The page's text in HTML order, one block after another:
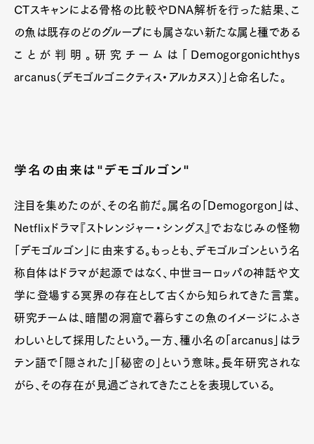
CTスキャンによる骨格の比較やDNA解析を行った結果、こ
の魚は既存のどのグループにも属さない新たな属と種である
ことが判明。研究チームは「Demogorgonichthys
arcanus（デモゴルゴニクティス・アルカヌス）」と命名した。
学名の由来は"デモゴルゴン"
注目を集めたのが、その名前だ。属名の「Demogorgon」は、
Netflixドラマ『ストレンジャー・シングス』でおなじみの怪物
「デモゴルゴン」に由来する。もっとも、デモゴルゴンという名
称自体はドラマが起源ではなく、中世ヨーロッパの神話や文
学に登場する冥界の存在として古くから知られてきた言葉。
研究チームは、暗闇の洞窟で暮らすこの魚のイメージにふさ
わしいとして採用したという。一方、種小名の「arcanus」はラ
テン語で「隠された」「秘密の」という意味。長年研究されな
がら、その存在が見過ごされてきたことを表現している。